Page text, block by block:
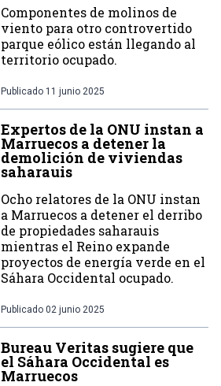
Componentes de molinos de
viento para otro controvertido
parque eólico están llegando al
territorio ocupado.
Publicado 11 junio 2025
Expertos de la ONU instan a
Marruecos a detener la
demolición de viviendas
saharauis
Ocho relatores de la ONU instan
a Marruecos a detener el derribo
de propiedades saharauis
mientras el Reino expande
proyectos de energía verde en el
Sáhara Occidental ocupado.
Publicado 02 junio 2025
Bureau Veritas sugiere que
el Sáhara Occidental es
Marruecos